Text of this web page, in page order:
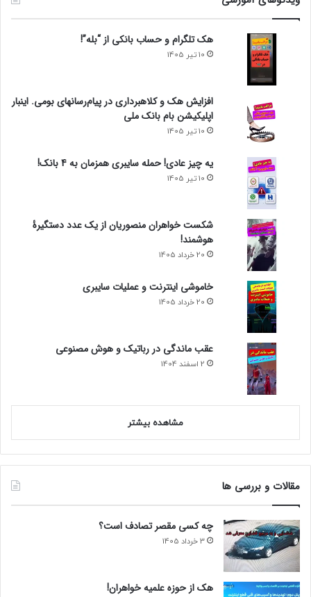
هک تلگرام و حساب بانکی از “بله”!
10 تیر 1405
افزایش هک و کلاهبرداری در پیام‌رسانهای بومی. اینبار
اپلیکیشن بام‌ بانک ملی
10 تیر 1405
یه چیز عادی! حمله سایبری همزمان به 4 بانک!
10 تیر 1405
شکست خواهران منصوریان از یک عدد دستگیرۀ
هوشمند!
20 خرداد 1405
خاموشی اینترنت و عملیات سایبری
20 خرداد 1405
عقب ماندگی در رباتیک و هوش مصنوعی
2 اسفند 1404
مشاهده بیشتر
مقالات و بررسی ها
چه کسی مقصر تصادف است؟
3 خرداد 1405
هک از حوزه علمیه خواهران!